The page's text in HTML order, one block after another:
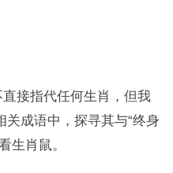
接指代任何生肖，但我
成语中，探寻其与“终身
生肖鼠。